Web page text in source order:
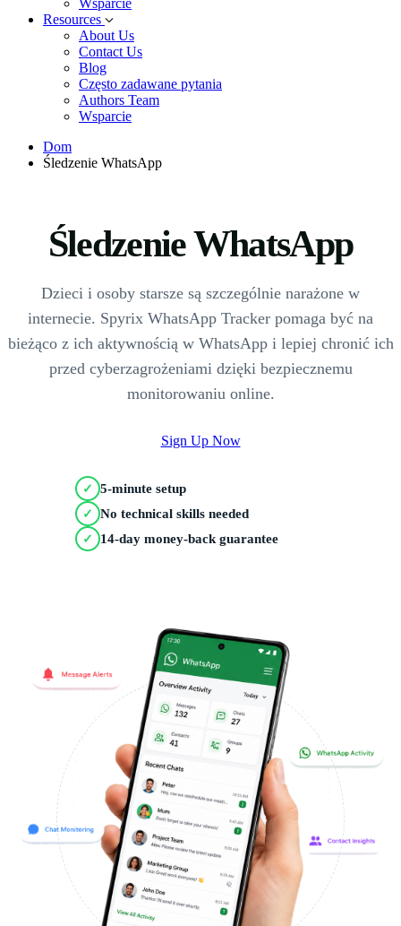
Wsparcie
Resources
About Us
Contact Us
Blog
Często zadawane pytania
Authors Team
Wsparcie
Dom
Śledzenie WhatsApp
Śledzenie WhatsApp
Dzieci i osoby starsze są szczególnie narażone w
internecie. Spyrix WhatsApp Tracker pomaga być na
bieżąco z ich aktywnością w WhatsApp i lepiej chronić ich
przed cyberzagrożeniami dzięki bezpiecznemu
monitorowaniu online.
Sign Up Now
✓ 5-minute setup
✓ No technical skills needed
✓ 14-day money-back guarantee